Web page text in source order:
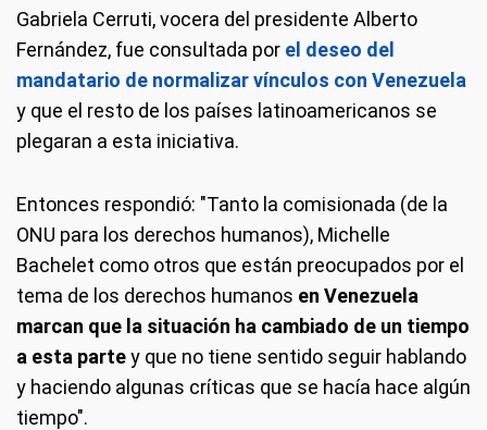
Gabriela Cerruti, vocera del presidente Alberto
Fernández, fue consultada por el deseo del
mandatario de normalizar vínculos con Venezuela
y que el resto de los países latinoamericanos se
plegaran a esta iniciativa.
Entonces respondió: "Tanto la comisionada (de la
ONU para los derechos humanos), Michelle
Bachelet como otros que están preocupados por el
tema de los derechos humanos en Venezuela
marcan que la situación ha cambiado de un tiempo
a esta partey que no tiene sentido seguir hablando
y haciendo algunas críticas que se hacía hace algún
tiempo".